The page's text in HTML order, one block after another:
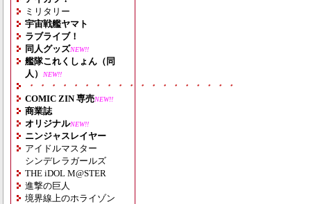
ミリタリー
宇宙戦艦ヤマト
ラブライブ！
同人グッズNEW!!
艦隊これくしょん（同
人）
NEW!!
・・・・・・・・・・・・・・・・・・・
COMIC ZIN 専売NEW!!
商業誌
オリジナルNEW!!
ニンジャスレイヤー
アイドルマスター
シンデレラガールズ
THE iDOL M@STER
進撃の巨人
境界線上のホライゾン